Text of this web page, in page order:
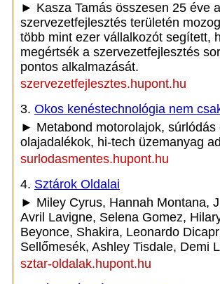
► Kasza Tamás összesen 25 éve a
szervezetfejlesztés területén
több mint ezer vállalkozót segített,
megértsék a szervezetfejlesztés
pontos alkalmazását.
szervezetfejlesztes.hupont.hu
3. Okos kenéstechnológia nem
► Metabond motorolajok, súrlódás
olajadalékok, hi-tech üzemanyag
surlodasmentes.hupont.hu
4. Sztárok Oldalai
► Miley Cyrus, Hannah Montana,
Avril Lavigne, Selena Gomez,
Beyonce, Shakira, Leonardo
Sellőmesék, Ashley Tisdale, Demi
sztar-oldalak.hupont.hu